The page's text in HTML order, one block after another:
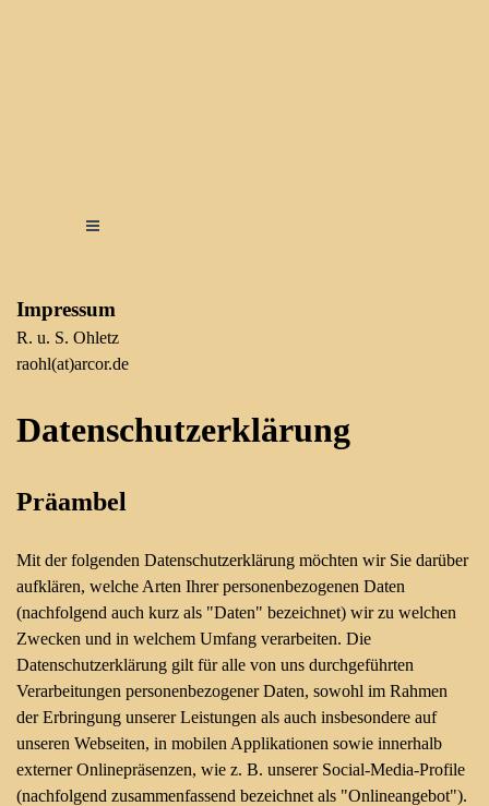
Menü überspringen
Impressum
R. u. S. Ohletz
raohl(at)arcor.de
Datenschutzerklärung
Präambel
Mit der folgenden Datenschutzerklärung möchten wir Sie darüber
aufklären, welche Arten Ihrer personenbezogenen Daten
(nachfolgend auch kurz als "Daten" bezeichnet) wir zu welchen
Zwecken und in welchem Umfang verarbeiten. Die
Datenschutzerklärung gilt für alle von uns durchgeführten
Verarbeitungen personenbezogener Daten, sowohl im Rahmen
der Erbringung unserer Leistungen als auch insbesondere auf
unseren Webseiten, in mobilen Applikationen sowie innerhalb
externer Onlinepräsenzen, wie z. B. unserer Social-Media-Profile
(nachfolgend zusammenfassend bezeichnet als "Onlineangebot").